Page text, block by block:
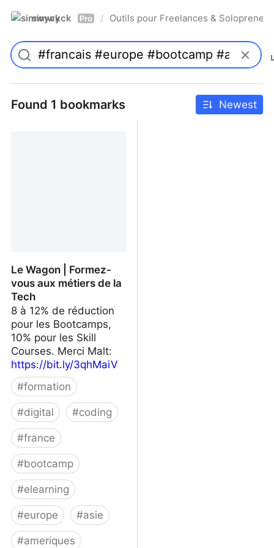
simwyck Pro / Outils pour Freelances &
Found 1 bookmarks Newest
Le Wagon | Formez-
vous aux métiers de la
Tech
8 à 12% de réduction
pour les Bootcamps,
10% pour les Skill
Courses. Merci Malt:
https://bit.ly/3qhMaiV
#formation
#digital #coding
#france
#bootcamp
#elearning
#europe #asie
#ameriques